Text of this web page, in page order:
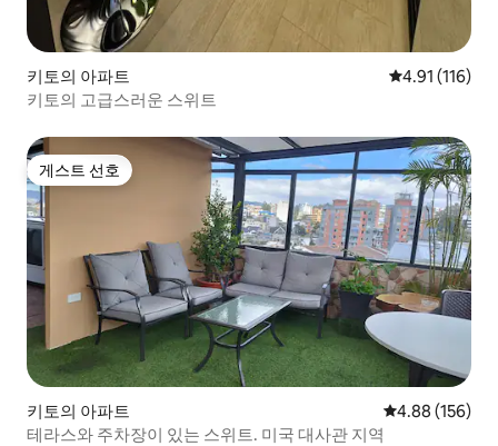
키토의 아파트 평점 4.91점(5
4.91 (116)
키토의 고급스러운 스위트
게스트 선호
게스트 선호
키토의 아파트 평점 4.88점(5
4.88 (156)
테라스와 주차장이 있는 스위트. 미국 대사관 지역